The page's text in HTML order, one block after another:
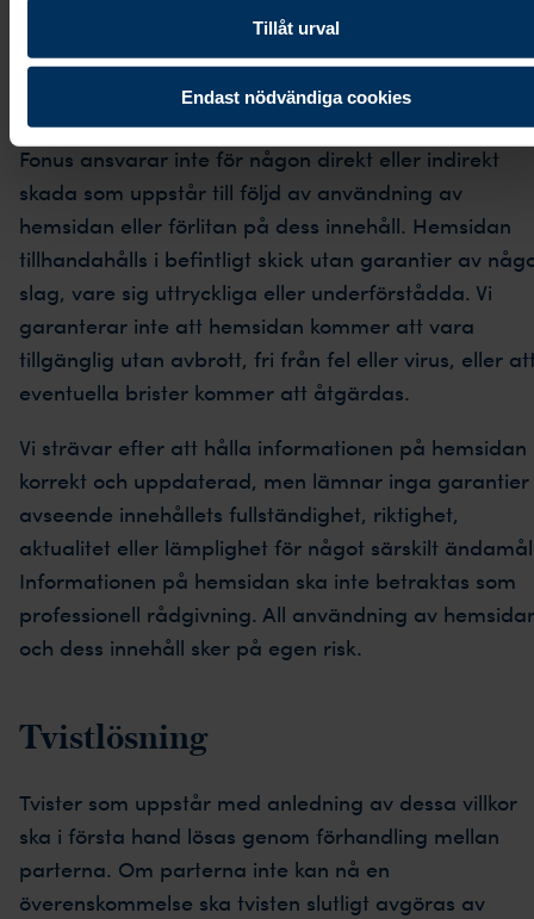
Tillåt urval
Endast nödvändiga cookies
Fonus ansvarar inte för någon direkt eller indirekt
skada som uppstår till följd av användning av
hemsidan eller förlitan på dess innehåll. Hemsidan
tillhandahålls i befintligt skick utan garantier av
slag, vare sig uttryckliga eller underförstådda. Vi
garanterar inte att hemsidan kommer att vara
tillgänglig utan avbrott, fri från fel eller virus, eller
eventuella brister kommer att åtgärdas.
Vi strävar efter att hålla informationen på hemsidan
korrekt och uppdaterad, men lämnar inga garantier
avseende innehållets fullständighet, riktighet,
aktualitet eller lämplighet för något särskilt
Informationen på hemsidan ska inte betraktas som
professionell rådgivning. All användning av
och dess innehåll sker på egen risk.
Tvistlösning
Tvister som uppstår med anledning av dessa villkor
ska i första hand lösas genom förhandling mellan
parterna. Om parterna inte kan nå en
överenskommelse ska tvisten slutligt avgöras av